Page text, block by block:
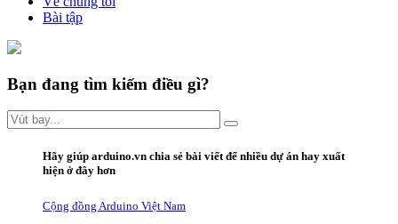
Bài tập
Bạn đang tìm kiếm điều gì?
Hãy giúp arduino.vn chia sẻ bài viết để nhiều dự án hay xuất
hiện ở đây hơn
Cộng đồng Arduino Việt Nam